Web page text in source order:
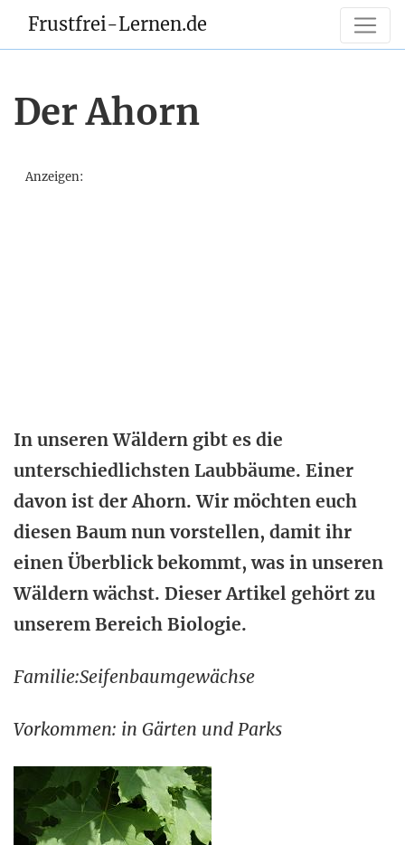
Frustfrei-Lernen.de
Der Ahorn
Anzeigen:
In unseren Wäldern gibt es die
unterschiedlichsten Laubbäume. Einer
davon ist der Ahorn. Wir möchten euch
diesen Baum nun vorstellen, damit ihr
einen Überblick bekommt, was in unseren
Wäldern wächst. Dieser Artikel gehört zu
unserem Bereich Biologie.
Familie:Seifenbaumgewächse
Vorkommen: in Gärten und Parks